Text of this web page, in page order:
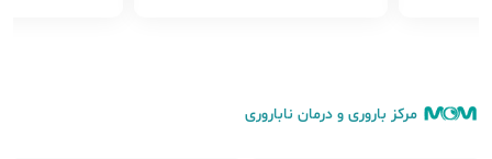
مرکز باروری و درمان ناباروری